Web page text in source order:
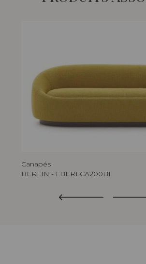
Canapés
BERLIN - FBERLCA200B1